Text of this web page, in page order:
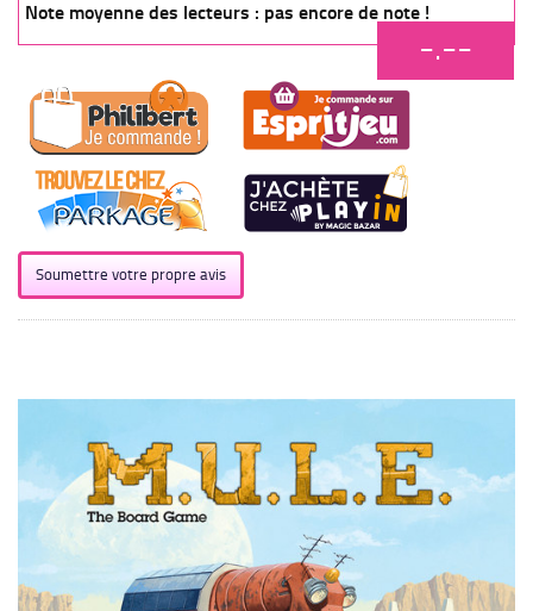
Note moyenne des lecteurs : pas encore de note !
-.--
Soumettre votre propre avis